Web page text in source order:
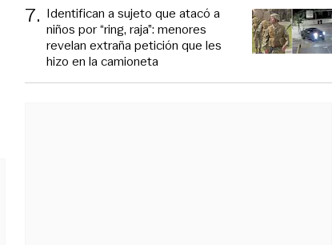
7. Identifican a sujeto que atacó a
niños por “ring, raja”: menores
revelan extraña petición que les
hizo en la camioneta